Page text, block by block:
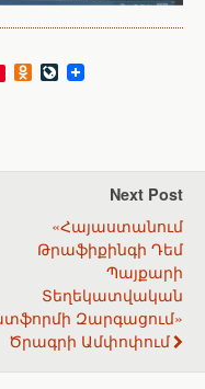
O
d
a
L
u
a
l
Next Post
«Հայաստանում
Թրաֆիքինգի Դեմ
Պայքարի
Տեղեկատվական
Զարգացում»
Ծրագրի Ամփոփում